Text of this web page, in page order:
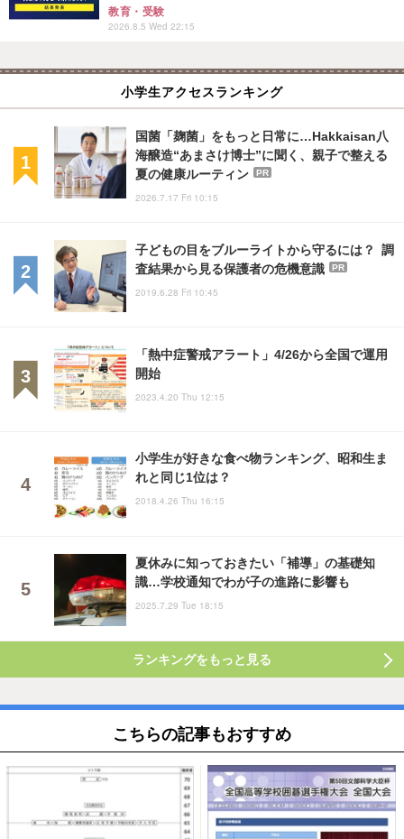
教育・受験
2026.8.5 Wed 22:15
小学生アクセスランキング
国菌「麹菌」をもっと日常に…Hakkaisan八
海醸造“あまさけ博士”に聞く、親子で整える
夏の健康ルーティン
PR
2026.7.17 Fri 10:15
子どもの目をブルーライトから守るには？ 調
査結果から見る保護者の危機意識
PR
2019.6.28 Fri 10:45
「熱中症警戒アラート」4/26から全国で運用
開始
2023.4.20 Thu 12:15
小学生が好きな食べ物ランキング、昭和生ま
れと同じ1位は？
2018.4.26 Thu 16:15
夏休みに知っておきたい「補導」の基礎知
識…学校通知でわが子の進路に影響も
2025.7.29 Tue 18:15
ランキングをもっと見る
こちらの記事もおすすめ